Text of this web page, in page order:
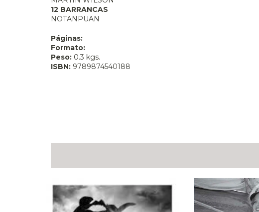
12 BARRANCAS
NOTANPUAN
Páginas:
Formato:
Peso: 0.3 kgs.
ISBN: 9789874540188